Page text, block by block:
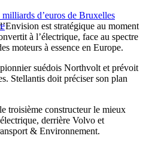
d’euros de Bruxelles
est stratégique au moment
à l’électrique, face au spectre
moteurs à essence en Europe.
suédois Northvolt et prévoit
Stellantis doit préciser son plan
troisième constructeur le mieux
derrière Volvo et
& Environnement.